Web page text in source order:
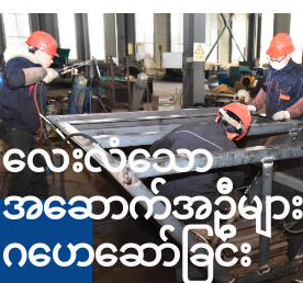
လေးလံသော
အဆောက်အဦများ
ဂဟေဆော်ခြင်း